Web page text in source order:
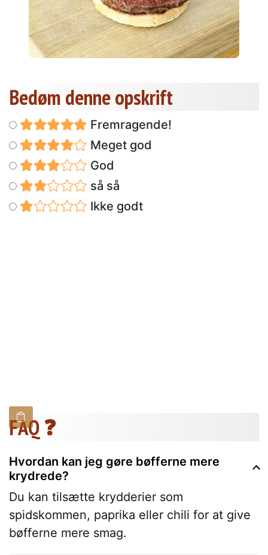
Bedøm denne opskrift
Fremragende!
Meget god
God
så så
Ikke godt
FAQ ❓
Hvordan kan jeg gøre bøfferne mere
krydrede?
Du kan tilsætte krydderier som
spidskommen, paprika eller chili for at give
bøfferne mere smag.